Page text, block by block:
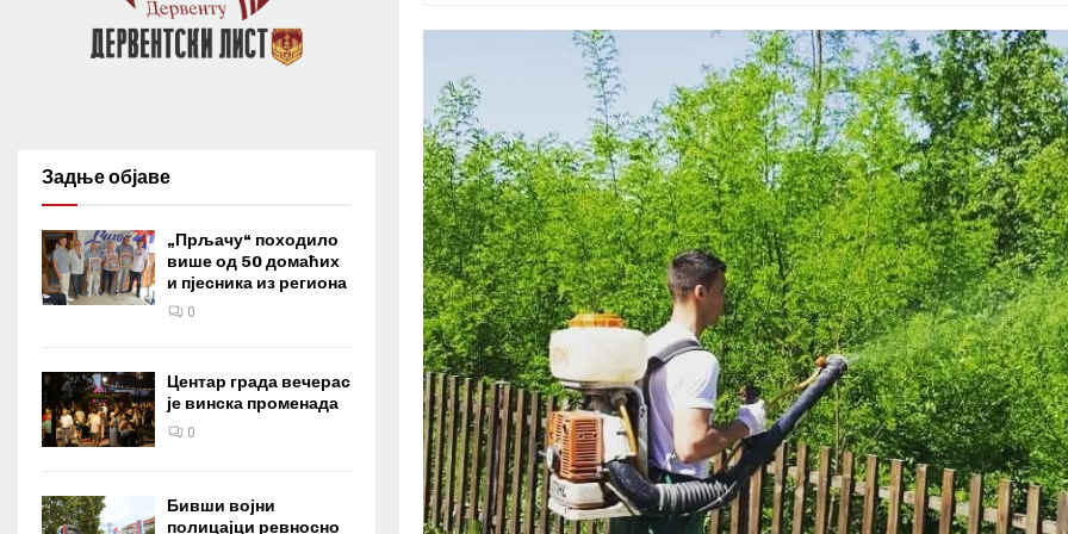
Задње објаве
„Прљачу“ походило
више од 50 домаћих
и пјесника из региона
0
Центар града вечерас
је винска променада
0
Бивши војни
полицајци ревносно